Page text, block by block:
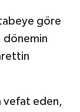
göre
dönemin
vefat eden,